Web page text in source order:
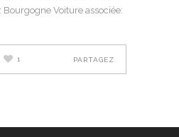
Voiture associée:
1 PARTAGEZ